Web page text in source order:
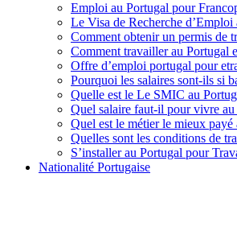
Emploi au Portugal pour
Le Visa de Recherche
Comment obtenir un permis de
Comment travailler au Portugal
Offre d’emploi portugal pour
Pourquoi les salaires sont-ils si
Quelle est le Le SMIC au
Quel salaire faut-il pour vivre au
Quel est le métier le mieux payé
Quelles sont les conditions de
S’installer au Portugal pour
Nationalité Portugaise